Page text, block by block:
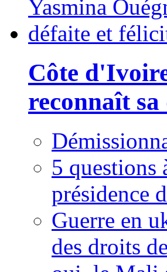
Côte
reconnaît
5 questions
présidence
Guerre en
des droits